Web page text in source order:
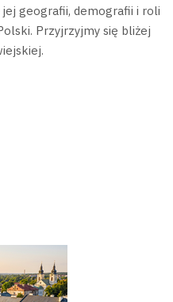
geografii, demografii i roli
Przyjrzyjmy się bliżej